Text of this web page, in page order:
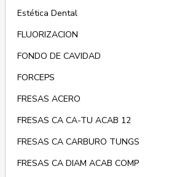
Estética Dental
FLUORIZACION
FONDO DE CAVIDAD
FORCEPS
FRESAS ACERO
FRESAS CA CA-TU ACAB 12
FRESAS CA CARBURO TUNGS
FRESAS CA DIAM ACAB COMP